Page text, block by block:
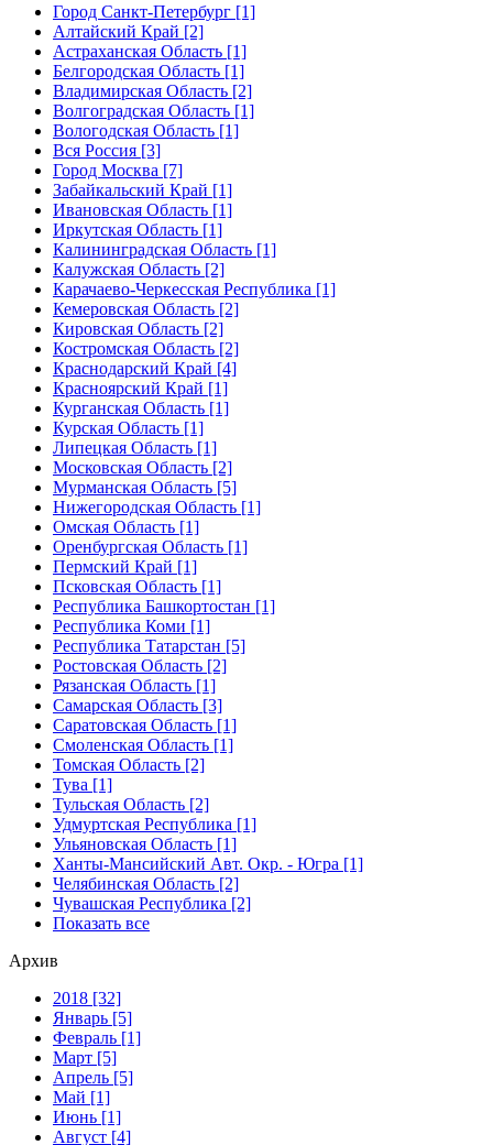
Город Санкт-Петербург [1]
Алтайский Край [2]
Астраханская Область [1]
Белгородская Область [1]
Владимирская Область [2]
Волгоградская Область [1]
Вологодская Область [1]
Вся Россия [3]
Город Москва [7]
Забайкальский Край [1]
Ивановская Область [1]
Иркутская Область [1]
Калининградская Область [1]
Калужская Область [2]
Карачаево-Черкесская Республика [1]
Кемеровская Область [2]
Кировская Область [2]
Костромская Область [2]
Краснодарский Край [4]
Красноярский Край [1]
Курганская Область [1]
Курская Область [1]
Липецкая Область [1]
Московская Область [2]
Мурманская Область [5]
Нижегородская Область [1]
Омская Область [1]
Оренбургская Область [1]
Пермский Край [1]
Псковская Область [1]
Республика Башкортостан [1]
Республика Коми [1]
Республика Татарстан [5]
Ростовская Область [2]
Рязанская Область [1]
Самарская Область [3]
Саратовская Область [1]
Смоленская Область [1]
Томская Область [2]
Тува [1]
Тульская Область [2]
Удмуртская Республика [1]
Ульяновская Область [1]
Ханты-Мансийский Авт. Окр. - Югра [1]
Челябинская Область [2]
Чувашская Республика [2]
Показать все
Архив
2018 [32]
Январь [5]
Февраль [1]
Март [5]
Апрель [5]
Май [1]
Июнь [1]
Август [4]